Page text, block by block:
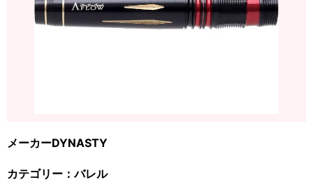
メーカーDYNASTY
カテゴリー：バレル